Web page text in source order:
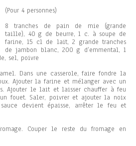
(Pour 4 personnes)
8 tranches de pain de mie (grande
taille), 40 g de beurre, 1 c. à soupe de
farine, 15 cl de lait, 2 grande tranches
de jambon blanc, 200 g d’emmental, 1
sel, poivre
Dans une casserole, faire fondre la
Ajouter la farine et mélanger avec un
Ajouter le lait et laisser chauffer à feu
fouet. Saler, poivrer et ajouter la noix
devient épaisse, arrêter le feu et
Couper le reste du fromage en